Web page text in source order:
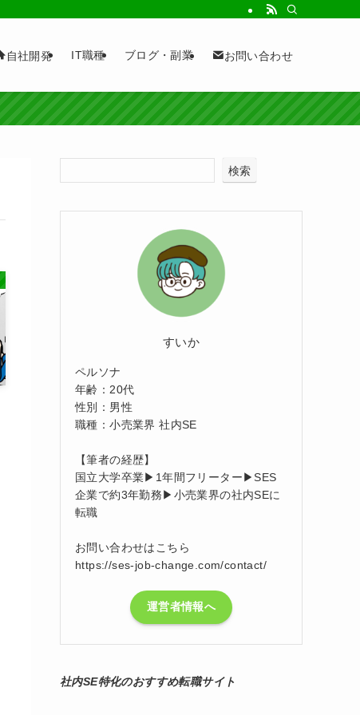
自社開発 IT職種 ブログ・副業 お問い合わせ
検索
すいか
ペルソナ
年齢：20代
性別：男性
職種：小売業界 社内SE
【筆者の経歴】
国立大学卒業▶1年間フリーター▶SES
企業で約3年勤務▶小売業界の社内SEに
転職
お問い合わせはこちら
https://ses-job-change.com/contact/
運営者情報へ
社内SE特化のおすすめ転職サイト